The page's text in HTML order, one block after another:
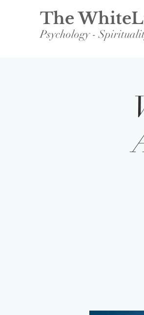
The
Psychology -